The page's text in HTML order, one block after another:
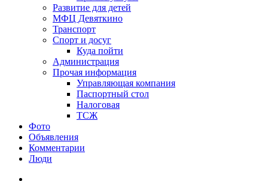
Развитие для детей
МФЦ Девяткино
Транспорт
Спорт и досуг
Куда пойти
Администрация
Прочая информация
Управляющая компания
Паспортный стол
Налоговая
ТСЖ
Фото
Объявления
Комментарии
Люди